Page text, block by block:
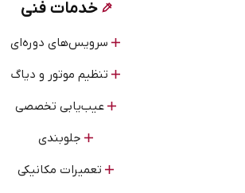
خدمات فنی
سرویس‌های دوره‌ای
تنظیم موتور و دیاگ
عیب‌یابی تخصصی
جلوبندی
تعمیرات مکانیکی